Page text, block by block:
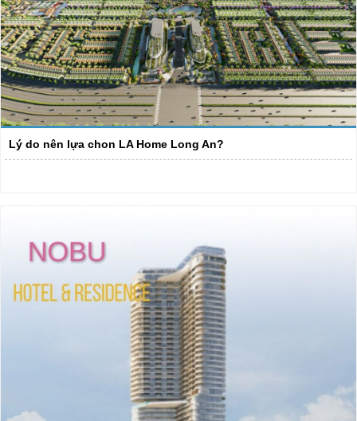
Lý do nên lựa chon LA Home Long An?